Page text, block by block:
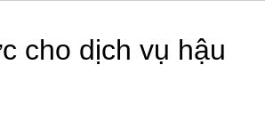
cho dịch vụ hậu